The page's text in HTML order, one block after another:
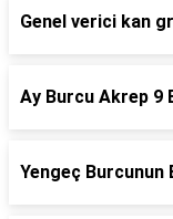
Genel verici kan
Ay Burcu Akrep 9
Yengeç Burcunun